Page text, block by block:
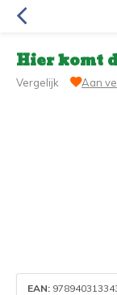
Hier komt
Vergelijk Aan
EAN: